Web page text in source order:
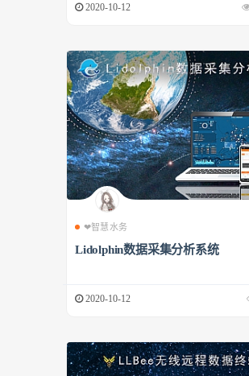
2020-10-12
❤智慧水务
Lidolphin数据采集分析系统
2020-10-12